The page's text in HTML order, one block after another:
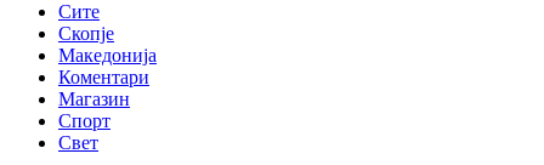
Сите
Скопје
Македонија
Коментари
Магазин
Спорт
Свет